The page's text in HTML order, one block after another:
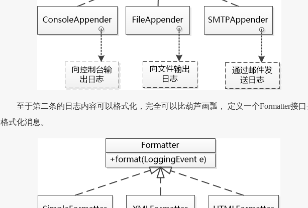
至于第二条的日志内容可以格式化，完全可以比葫芦画瓢， 定义一个Formatter接口
格式化消息。